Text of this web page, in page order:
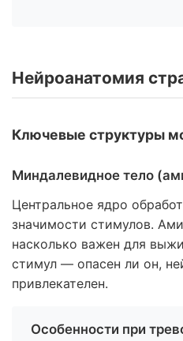
Нейроанатомия
Ключевые структуры
Миндалевидное тело
Центральное ядро
значимости стимулов.
насколько важен для
стимул — опасен ли он,
привлекателен.
Особенности при